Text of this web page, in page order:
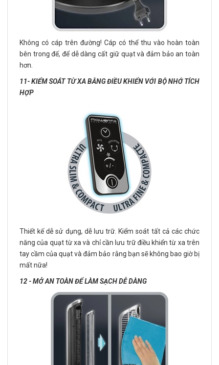
Không có cáp trên đường! Cáp có thể thu vào hoàn toàn
bên trong đế, để dễ dàng cất giữ quạt và đảm bảo an toàn
hơn.
11- KIỂM SOÁT TỪ XA BẰNG ĐIỀU KHIỂN VỚI BỘ NHỚ TÍCH
HỢP
Thiết kế dễ sử dụng, dễ lưu trữ. Kiểm soát tất cả các chức
năng của quạt từ xa và chỉ cần lưu trữ điều khiển từ xa trên
tay cầm của quạt và đảm bảo rằng bạn sẽ không bao giờ bị
mất nữa!
12 - MỞ AN TOÀN ĐỂ LÀM SẠCH DỄ DÀNG